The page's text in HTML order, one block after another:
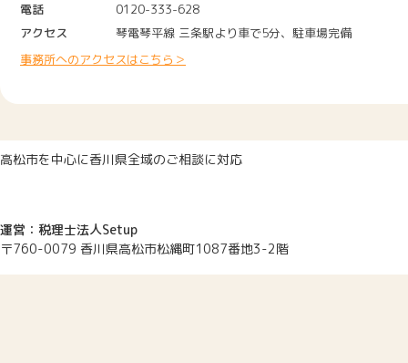
2024.05.21 当方が遠方のため、アポイントの
2023.12.06 安心してお任せすることができま
2023.09.11
電話
0120-333-628
アクセス
琴電琴平線 三条駅より車で5分、駐車場完備
事務所へのアクセスはこちら＞
高松市を中心に香川県全域のご相談に対応
運営：税理士法人Setup
〒760-0079 香川県高松市松縄町1087番地3-2階